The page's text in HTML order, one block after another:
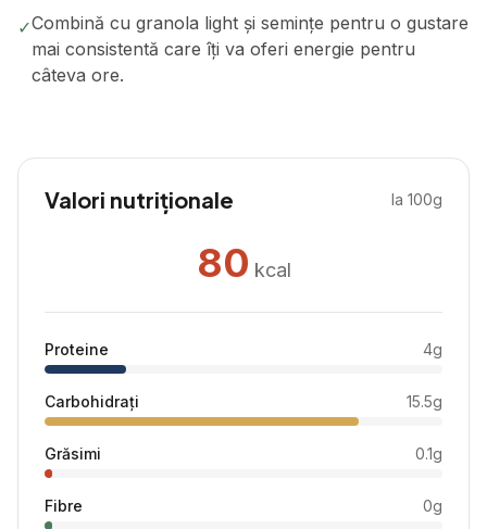
✓Combină cu granola light și semințe pentru o gustare
mai consistentă care îți va oferi energie pentru
câteva ore.
Valori nutriționale la 100g
80 kcal
Proteine 4g
Carbohidrați 15.5g
Grăsimi 0.1g
Fibre 0g